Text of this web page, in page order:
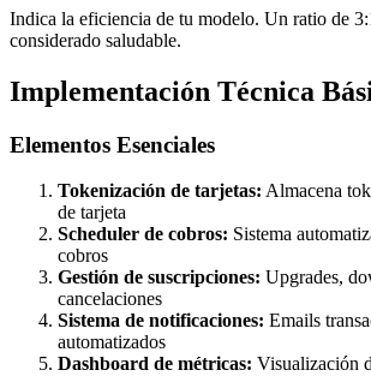
Indica la eficiencia de tu modelo. Un ratio de
considerado saludable.
Implementación Técnica
Elementos Esenciales
Tokenización de tarjetas: Almacena
de tarjeta
Scheduler de cobros: Sistema
cobros
Gestión de suscripciones: Upgrades,
cancelaciones
Sistema de notificaciones: Emails
automatizados
Dashboard de métricas: Visualización